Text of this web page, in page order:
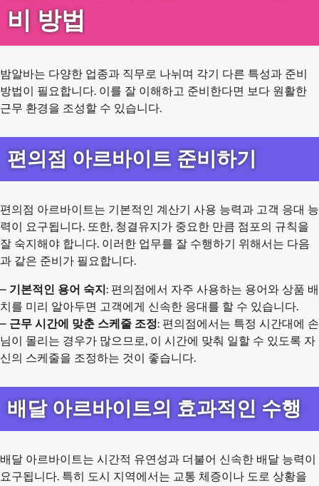
비 방법
밤알바는 다양한 업종과 직무로 나뉘며 각기 다른 특성과 준비
방법이 필요합니다. 이를 잘 이해하고 준비한다면 보다 원활한
근무 환경을 조성할 수 있습니다.
편의점 아르바이트 준비하기
편의점 아르바이트는 기본적인 계산기 사용 능력과 고객 응대 능
력이 요구됩니다. 또한, 청결유지가 중요한 만큼 점포의 규칙을
잘 숙지해야 합니다. 이러한 업무를 잘 수행하기 위해서는 다음
과 같은 준비가 필요합니다.
– 기본적인 용어 숙지 : 편의점에서 자주 사용하는 용어와 상품 배
치를 미리 알아두면 고객에게 신속한 응대를 할 수 있습니다.
– 근무 시간에 맞춘 스케줄 조정: 편의점에서는 특정 시간대에 손
님이 몰리는 경우가 많으므로, 이 시간에 맞춰 일할 수 있도록 자
신의 스케줄을 조정하는 것이 좋습니다.
배달 아르바이트의 효과적인 수행
배달 아르바이트는 시간적 유연성과 더불어 신속한 배달 능력이
요구됩니다. 특히 도시 지역에서는 교통 체증이나 도로 상황을